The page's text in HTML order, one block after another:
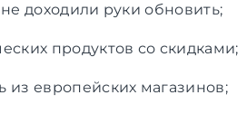
доходили руки обновить;
продуктов со скидками;
европейских магазинов;